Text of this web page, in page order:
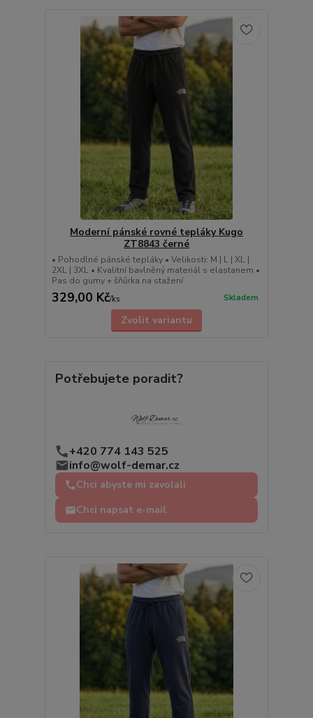
Moderní pánské rovné tepláky Kugo
ZT8843 černé
• Pohodlné pánské tepláky • Velikosti: M | L | XL |
2XL | 3XL • Kvalitní bavlněný materiál s elastanem •
Pas do gumy + šňůrka na stažení
329,00 Kč/ks Skladem
Zvolit variantu
Potřebujete poradit?
+420 774 143 525
info@wolf-demar.cz
Chci abyste mi zavolali
Chci napsat e-mail